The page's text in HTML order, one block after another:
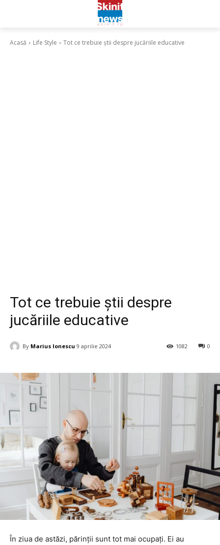
Acasă Life Style Tot ce trebuie știi despre jucăriile educative
Tot ce trebuie știi despre
jucăriile educative
By Marius Ionescu 9 aprilie 2024 0
1082
În ziua de astăzi, părinții sunt tot mai ocupați. Ei au